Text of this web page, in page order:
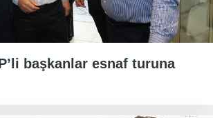
başkanlar esnaf turuna